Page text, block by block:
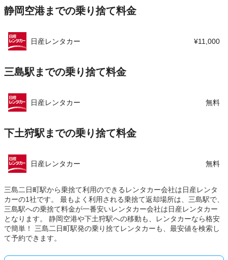
この店舗でレンタカーを探す
静岡空港までの乗り捨て料金
日産レンタカー ¥11,000
三島駅までの乗り捨て料金
日産レンタカー 無料
下土狩駅までの乗り捨て料金
日産レンタカー 無料
三島二日町駅から乗捨て利用のできるレンタカー会社は日産レンタ
カーの1社です。 最もよく利用される乗捨て返却場所は、三島駅で、
三島駅への乗捨て料金が一番安いレンタカー会社は日産レンタカー
となります。 静岡空港や下土狩駅への移動も、レンタカーなら格安
で簡単！ 三島二日町駅発の乗り捨てレンタカーも、最安値を検索し
て予約できます。